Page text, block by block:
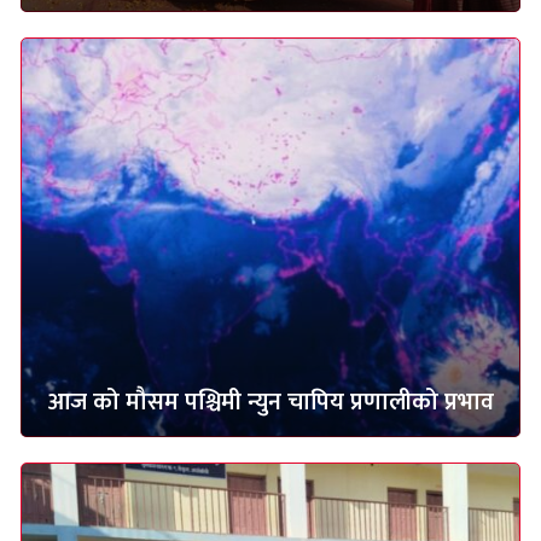
आज को मौसम पश्चिमी न्युन चापिय प्रणालीको प्रभाव